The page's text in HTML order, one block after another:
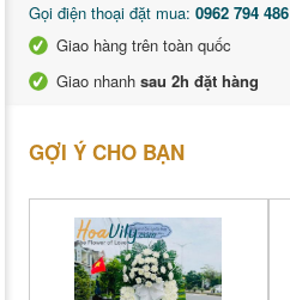
Gọi điện thoại đặt mua: 0962 794 486
Giao hàng trên toàn quốc
Giao nhanh sau 2h đặt hàng
GỢI Ý CHO BẠN